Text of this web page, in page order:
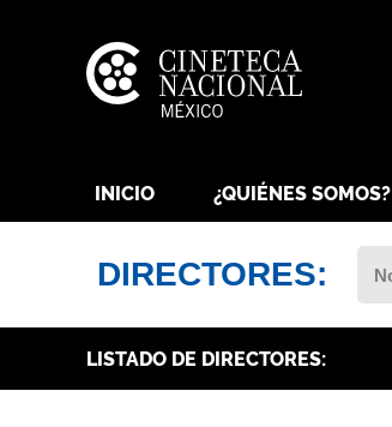
INICIO ¿QUIÉNES SOMOS?
DIRECTORES:
LISTADO DE DIRECTORES: